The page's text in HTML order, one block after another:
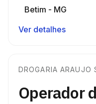
Betim - MG
Ver detalhes
DROGARIA ARAUJO
Operador